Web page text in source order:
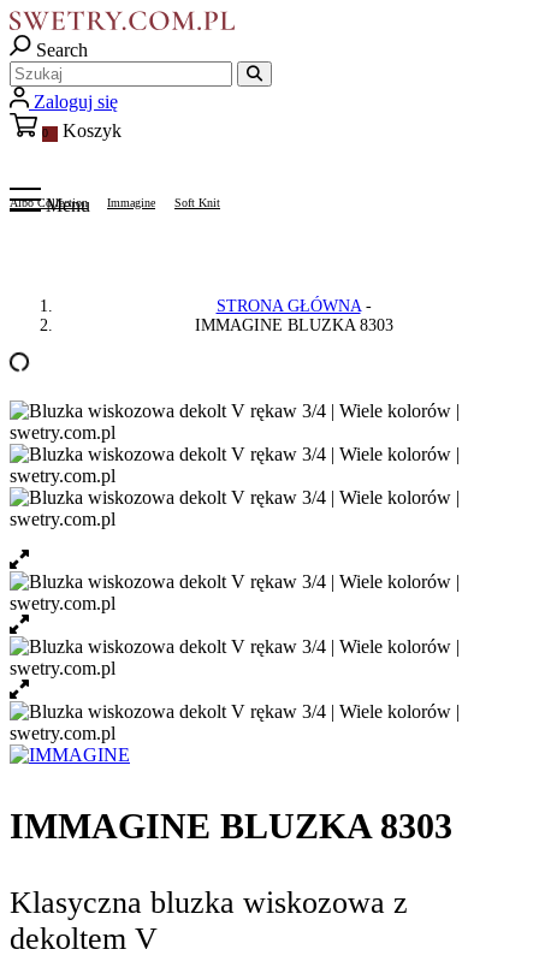
Search
Zaloguj się
0 Koszyk
Menu
Albo Collection Immagine Soft Knit
STRONA GŁÓWNA
IMMAGINE BLUZKA 8303
IMMAGINE BLUZKA 8303
Klasyczna bluzka wiskozowa z
dekoltem V